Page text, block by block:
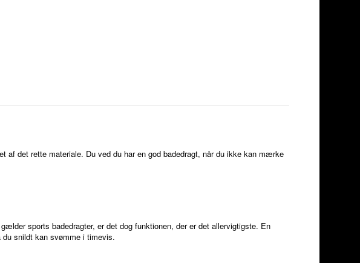
det rette materiale. Du ved du har en god badedragt, når du ikke kan mærke
sports badedragter, er det dog funktionen, der er det allervigtigste. En
snildt kan svømme i timevis.